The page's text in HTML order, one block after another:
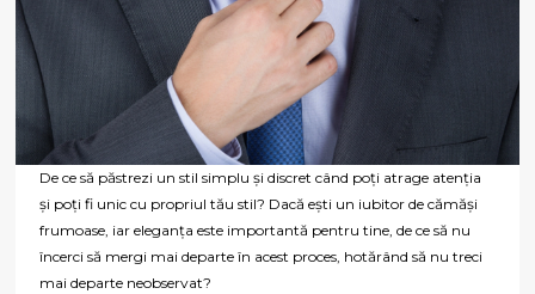
De ce să păstrezi un stil simplu și discret când poți atrage atenția
și poți fi unic cu propriul tău stil? Dacă ești un iubitor de cămăși
frumoase, iar eleganța este importantă pentru tine, de ce să nu
încerci să mergi mai departe în acest proces, hotărând să nu treci
mai departe neobservat?